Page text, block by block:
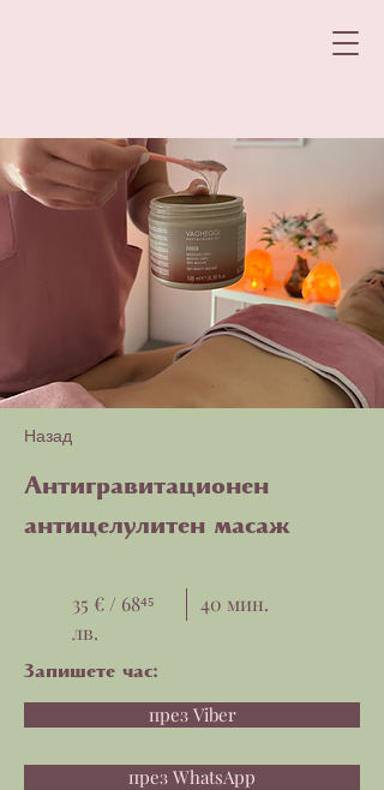
Назад
Антигравитационен
антицелулитен масаж
35 € / 68⁴⁵
лв.
40 мин.
Запишете час:
през Viber
през WhatsApp